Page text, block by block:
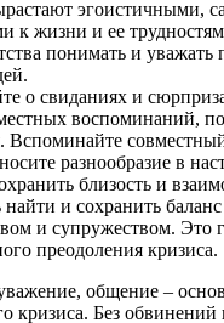
эгоистичными,
к жизни и ее
понимать и уважать
о свиданиях и
воспоминаний,
Вспоминайте
разнообразие в
близость и
найти и сохранить
и супружеством. Это
преодоления кризиса.
общение –
кризиса. Без обвинений